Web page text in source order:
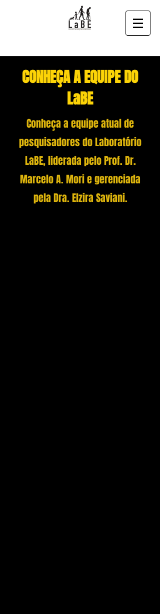
CONHEÇA A EQUIPE DO
LaBE
Conheça a equipe atual de
pesquisadores do Laboratório
LaBE, liderada pelo Prof. Dr.
Marcelo A. Mori e gerenciada
pela Dra. Elzira Saviani.